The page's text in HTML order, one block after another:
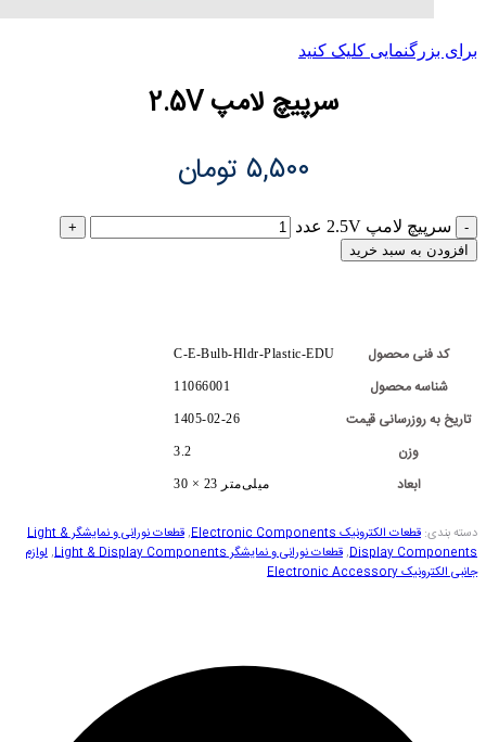
برای بزرگنمایی کلیک کنید
سرپیچ لامپ 2.5V
۵,۵۰۰ تومان
سرپیچ لامپ 2.5V عدد
افزودن به سبد خرید
کد فنی محصول C-E-Bulb-Hldr-Plastic-EDU
شناسه محصول 11066001
تاریخ به روزرسانی قیمت 1405-02-26
وزن 3.2
ابعاد 30 × 23 میلی‌متر
دسته بندی: قطعات الکترونیک Electronic Components ,
قطعات نورانی و نمایشگر Light &
Display Components
,قطعات نورانی و نمایشگر Light & Display Components ,لوازم
جانبی الکترونیک Electronic Accessory